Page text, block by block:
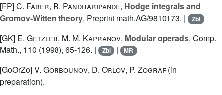
[FP]C. Faber, R. Pandharipande, Hodge integrals and
Gromov-Witten theory, Preprint math.AG/9810173. | Zbl
[GK] E. Getzler, M. M. Kapranov, Modular operads, Comp.
Math., 110 (1998), 65-126. |
Zbl | MR
[GoOrZo]V. Gorbounov, D. Orlov, P. Zograf (in
preparation).